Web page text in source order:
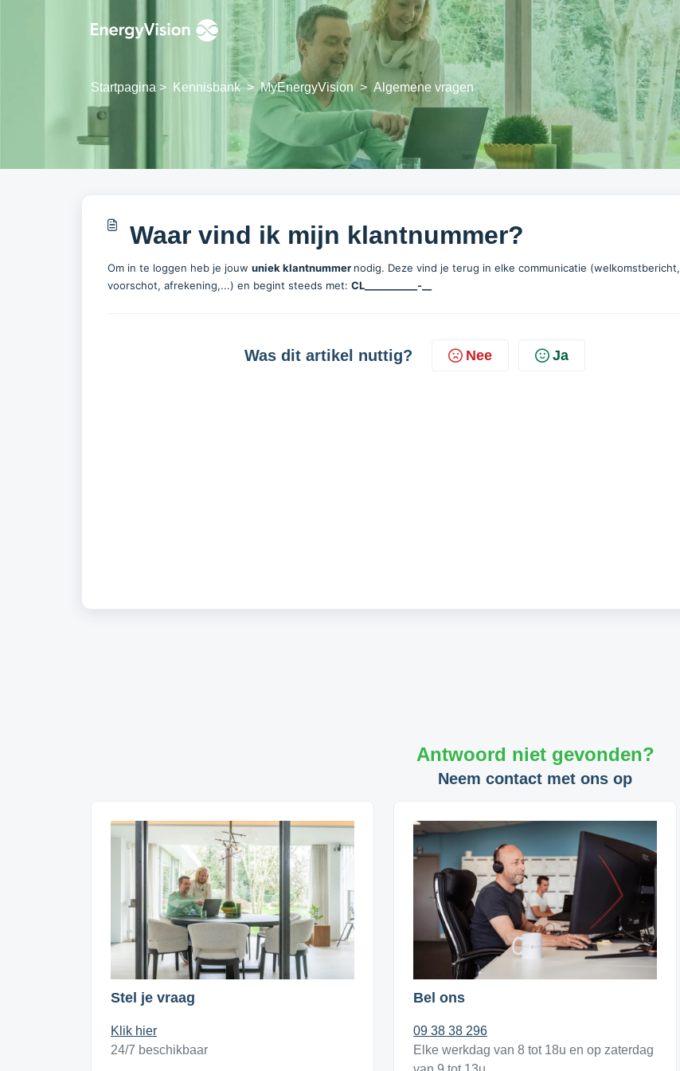
Doorgaan naar hoofdinhoud
Startpagina > Kennisbank > MyEnergyVision > Algemene vragen
Waar vind ik mijn klantnummer?
Om in te loggen heb je jouw uniek klantnummer nodig. Deze vind je terug in elke communicatie (welkomstbericht,
voorschot, afrekening,...) en begint steeds met: CL___________-__
Was dit artikel nuttig? Nee Ja
Antwoord niet gevonden?
Neem contact met ons op
Stel je vraag
Klik hier
24/7 beschikbaar
Bel ons
09 38 38 296
Elke werkdag van 8 tot 18u en op zaterdag